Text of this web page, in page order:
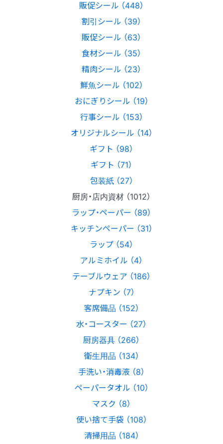
販促シール （448）
割引シール （39）
販促シール （63）
食材シール （35）
精肉シール （23）
鮮魚シール （102）
おにぎりシール （19）
行事シール （153）
オリジナルシール （14）
ギフト （98）
ギフト （71）
包装紙 （27）
厨房・店内資材 （1012）
ラップ・ペーパー （89）
キッチンペーパー （31）
ラップ （54）
アルミホイル （4）
テーブルウェア （186）
ナプキン （7）
客席備品 （152）
水・コースター （27）
厨房器具 （266）
衛生用品 （134）
手洗い・消毒液 （8）
ペーパータオル （10）
マスク （8）
使い捨て手袋 （108）
清掃用品 （184）